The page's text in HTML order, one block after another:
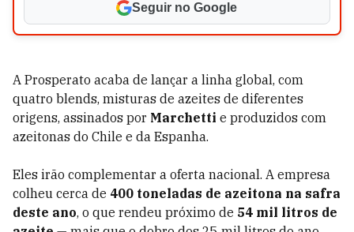
Seguir no Google
A Prosperato acaba de lançar a linha global, com
quatro blends, misturas de azeites de diferentes
origens, assinados por Marchetti e produzidos com
azeitonas do Chile e da Espanha.
Eles irão complementar a oferta nacional. A empresa
colheu cerca de 400 toneladas de azeitona na safra
deste ano, o que rendeu próximo de 54 mil litros de